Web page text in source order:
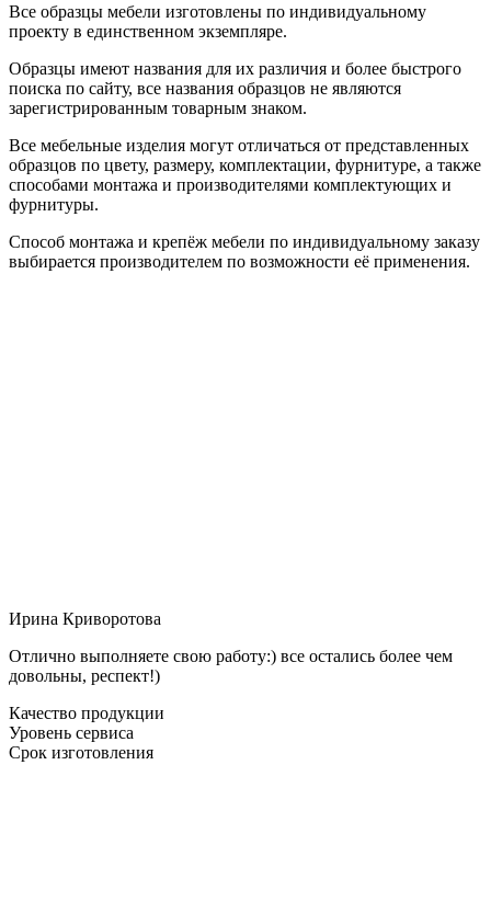
Все образцы мебели изготовлены по индивидуальному
проекту в единственном экземпляре.
Образцы имеют названия для их различия и более быстрого
поиска по сайту, все названия образцов не являются
зарегистрированным товарным знаком.
Все мебельные изделия могут отличаться от представленных
образцов по цвету, размеру, комплектации, фурнитуре, а также
способами монтажа и производителями комплектующих и
фурнитуры.
Способ монтажа и крепёж мебели по индивидуальному заказу
выбирается производителем по возможности её применения.
Ирина Криворотова
Отлично выполняете свою работу:) все остались более чем
довольны, респект!)
Качество продукции
Уровень сервиса
Срок изготовления